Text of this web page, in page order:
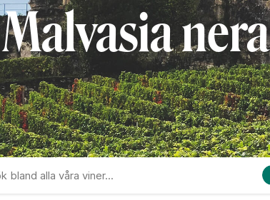
Malvasia nera